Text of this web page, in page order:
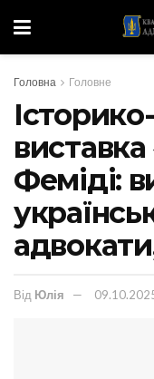
Головна Головне
Феміді:
Від Юлія